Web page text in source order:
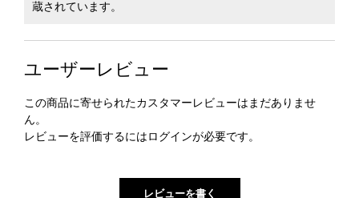
蔵されています。
ユーザーレビュー
この商品に寄せられたカスタマーレビューはまだありませ
ん。
レビューを評価するには ログインが必要です。